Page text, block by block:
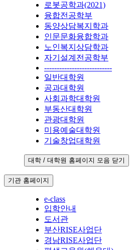
로봇공학과(2021)
융합전공학부
동양상담복지학과
인문문화융합학과
노인복지상담학과
자기설계전공학부
---------------------------
일반대학원
공과대학원
사회과학대학원
부동산대학원
관광대학원
미용예술대학원
기술창업대학원
대학 / 대학원 홈페이지 모음 닫기
기관 홈페이지
e-class
입학안내
도서관
부산RISE사업단
경남RISE사업단